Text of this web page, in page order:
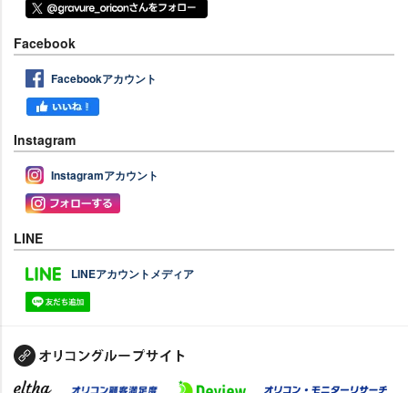
Facebook
Facebookアカウント
Instagram
Instagramアカウント
LINE
LINEアカウントメディア